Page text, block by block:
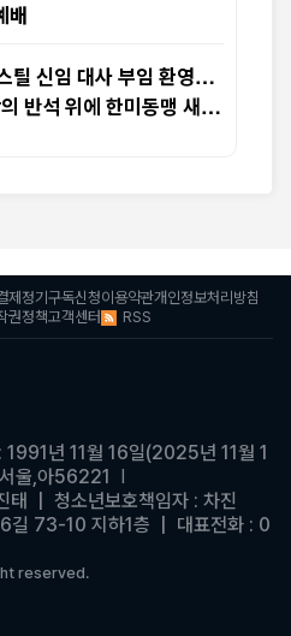
배
틸 신임 대사 부임 환영…
반석 위에 한미동맹 새
대”
제 정기구독신청이용약관개인정보처리방침
권정책고객센터 RSS
1991년 11월 16일(2025년 11월 1
울,아56221
태
청소년보호책임자 : 차진
길 73-10 지하1층 | 대표전화 : 0
reserved.